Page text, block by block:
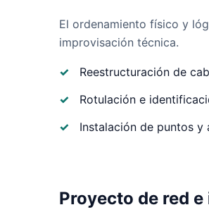
El ordenamiento físico y
improvisación técnica.
Reestructuración de
Rotulación e
Instalación de puntos
Proyecto de red